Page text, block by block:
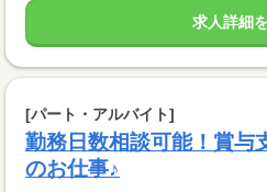
求人詳細
[パート・アルバイト]
勤務日数相談可能！賞
のお仕事♪